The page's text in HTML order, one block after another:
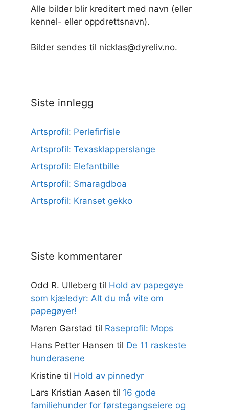
Alle bilder blir kreditert med navn (eller
kennel- eller oppdrettsnavn).
Bilder sendes til nicklas@dyreliv.no.
Siste innlegg
Artsprofil: Perlefirfisle
Artsprofil: Texasklapperslange
Artsprofil: Elefantbille
Artsprofil: Smaragdboa
Artsprofil: Kranset gekko
Siste kommentarer
Odd R. Ulleberg til Hold av papegøye
som kjæledyr: Alt du må vite om
papegøyer!
Maren Garstad til Raseprofil: Mops
Hans Petter Hansen til De 11 raskeste
hunderasene
Kristine til Hold av pinnedyr
Lars Kristian Aasen til 16 gode
familiehunder for førstegangseiere og